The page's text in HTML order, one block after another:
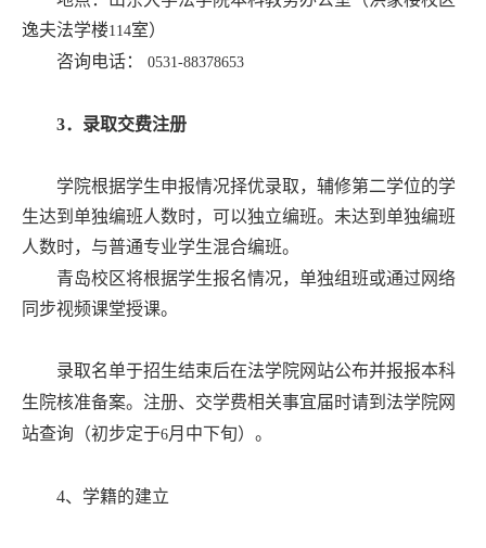
逸夫法学楼114室）
咨询电话： 0531-88378653
3．录取交费注册
学院根据学生申报情况择优录取，辅修第二学位的学
生达到单独编班人数时，可以独立编班。未达到单独编班
人数时，与普通专业学生混合编班。
青岛校区将根据学生报名情况，单独组班或通过网络
同步视频课堂授课。
录取名单于招生结束后在法学院网站公布并报报本科
生院核准备案。 注册、交学费相关事宜届时请到法学院网
站查询（初步定于6月中下旬）。
4、学籍的建立